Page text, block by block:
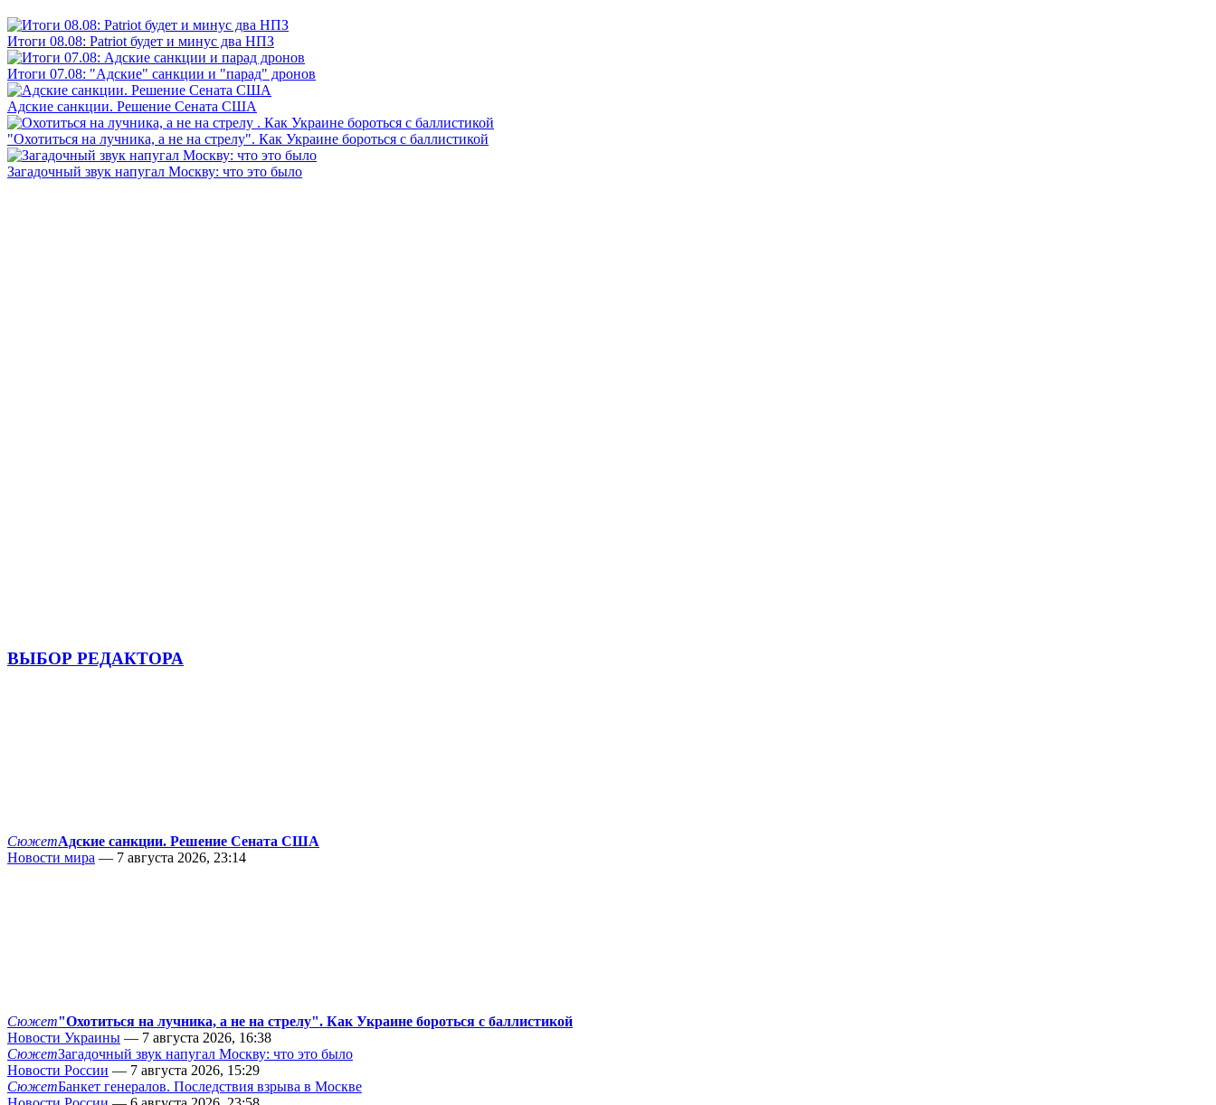
Итоги 08.08: Patriot будет и минус два НПЗ
Итоги 07.08: "Адские" санкции и "парад" дронов
Адские санкции. Решение Сената США
"Охотиться на лучника, а не на стрелу". Как Украине бороться с баллистикой
Загадочный звук напугал Москву: что это было
ВЫБОР РЕДАКТОРА
СюжетАдские санкции. Решение Сената США
Новости мира — 7 августа 2026, 23:14
Сюжет"Охотиться на лучника, а не на стрелу". Как Украине бороться с баллистикой
Новости Украины — 7 августа 2026, 16:38
СюжетЗагадочный звук напугал Москву: что это было
Новости России — 7 августа 2026, 15:29
СюжетБанкет генералов. Последствия взрыва в Москве